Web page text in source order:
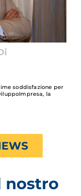
soddisfazione per
la
nostro